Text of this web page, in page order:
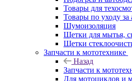
Товары для
Товары по уходу за
Шумоизоляция
Щетки для мытья,
Щетки
Запчасти к мототехнике
Назад
Запчасти к
Для мотоциклов и